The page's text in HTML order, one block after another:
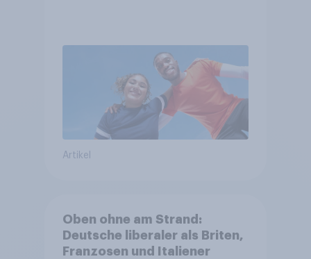
Artikel
Oben ohne am Strand:
Deutsche liberaler als Briten,
Franzosen und Italiener